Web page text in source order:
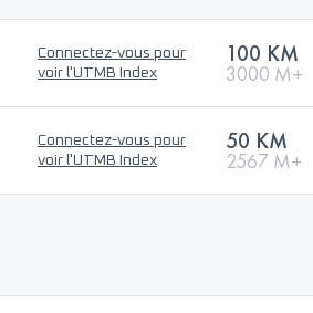
Connectez-vous pour
voir l'UTMB Index
100 KM
3000 M+
Connectez-vous pour
voir l'UTMB Index
50 KM
2567 M+